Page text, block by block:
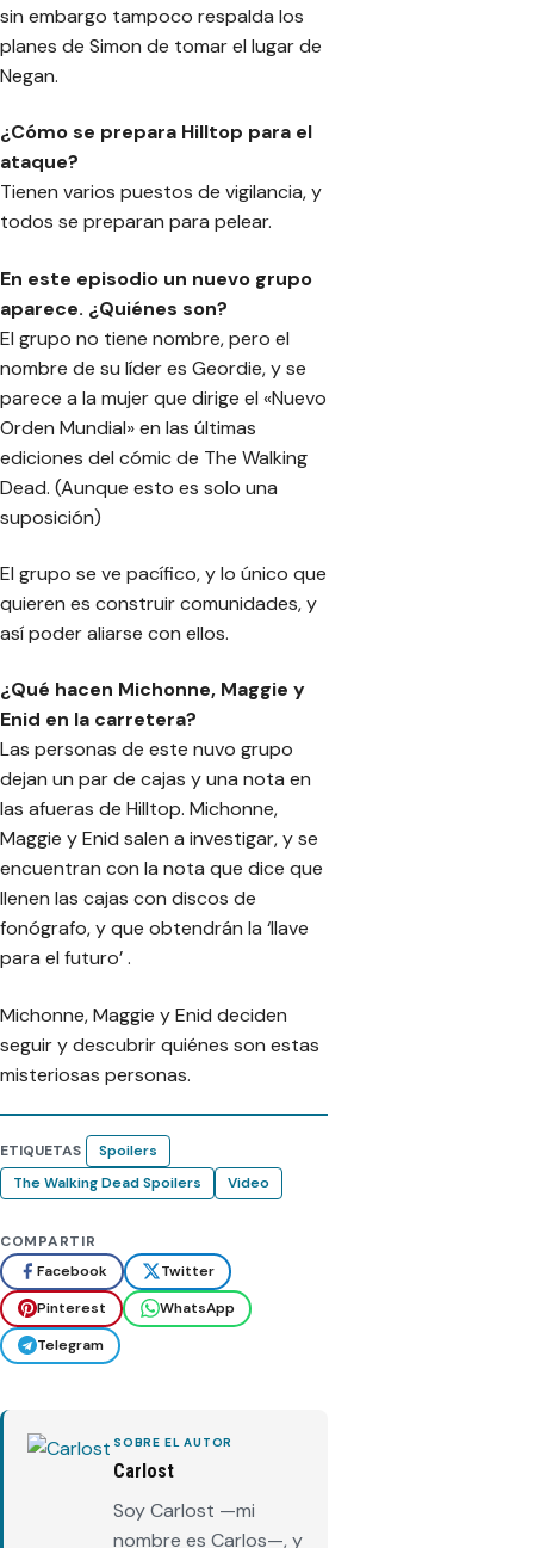
sin embargo tampoco respalda los
planes de Simon de tomar el lugar de
Negan.
¿Cómo se prepara Hilltop para el
ataque?
Tienen varios puestos de vigilancia, y
todos se preparan para pelear.
En este episodio un nuevo grupo
aparece. ¿Quiénes son?
El grupo no tiene nombre, pero el
nombre de su líder es Geordie, y se
parece a la mujer que dirige el «Nuevo
Orden Mundial» en las últimas
ediciones del cómic de The Walking
Dead. (Aunque esto es solo una
suposición)
El grupo se ve pacífico, y lo único que
quieren es construir comunidades, y
así poder aliarse con ellos.
¿Qué hacen Michonne, Maggie y
Enid en la carretera?
Las personas de este nuvo grupo
dejan un par de cajas y una nota en
las afueras de Hilltop. Michonne,
Maggie y Enid salen a investigar, y se
encuentran con la nota que dice que
llenen las cajas con discos de
fonógrafo, y que obtendrán la ‘llave
para el futuro’ .
Michonne, Maggie y Enid deciden
seguir y descubrir quiénes son estas
misteriosas personas.
ETIQUETAS
Spoilers
The Walking Dead Spoilers
Video
COMPARTIR
Facebook
Twitter
Pinterest
WhatsApp
Telegram
SOBRE EL AUTOR
Carlost
Soy Carlost —mi
nombre es Carlos—, y